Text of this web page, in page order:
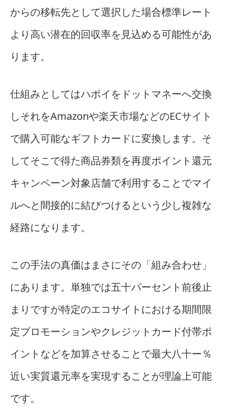
からの移転先として選択した場合標準レート
より高い潜在的回収率を見込める可能性があ
ります。
仕組みとしてはハポイをドットマネーへ交換
しそれをAmazonや楽天市場などのECサイト
で購入可能なギフトカードに変換します。そ
してそこで得た商品券類を再度ポイント還元
キャンペーン対象店舗で利用することでマイ
ルへと間接的に結びつけるという少し複雑な
経路になります。
この手法の真価はまさにその「組み合わせ」
にあります。単独では五十パーセント前後止
まりですが特定のエコサイトにおける期間限
定プロモーションやクレジットカード付帯ポ
イントなどを加算させることで最大八十ー％
近い実質還元率を実現することが理論上可能
です。